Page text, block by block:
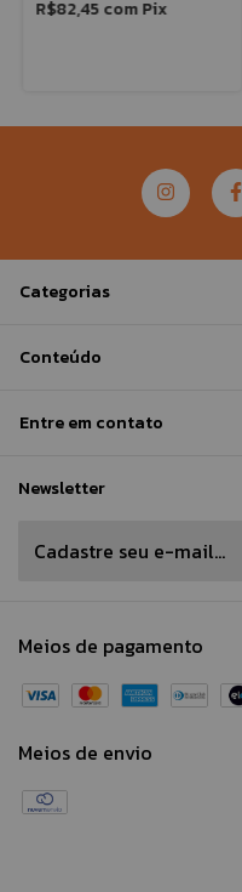
R$82,45comPix
Categorias
Conteúdo
Entre em contato
Newsletter
Meios de pagamento
Meios de envio